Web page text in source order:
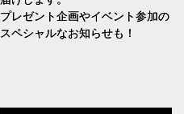
プレゼント企画やイベント参加の
スペシャルなお知らせも！